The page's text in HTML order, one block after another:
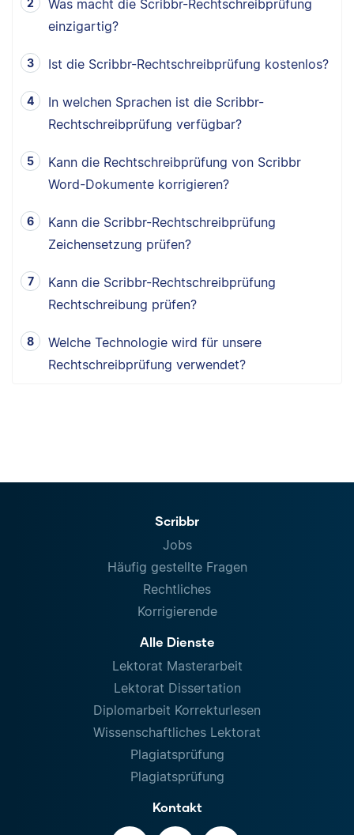
Was macht die Scribbr-Rechtschreibprüfung
einzigartig?
Ist die Scribbr-Rechtschreibprüfung kostenlos?
In welchen Sprachen ist die Scribbr-
Rechtschreibprüfung verfügbar?
Kann die Rechtschreibprüfung von Scribbr
Word-Dokumente korrigieren?
Kann die Scribbr-Rechtschreibprüfung
Zeichensetzung prüfen?
Kann die Scribbr-Rechtschreibprüfung
Rechtschreibung prüfen?
Welche Technologie wird für unsere
Rechtschreibprüfung verwendet?
Scribbr
Jobs
Häufig gestellte Fragen
Rechtliches
Korrigierende
Alle Dienste
Lektorat Masterarbeit
Lektorat Dissertation
Diplomarbeit Korrekturlesen
Wissenschaftliches Lektorat
Plagiatsprüfung
Plagiatsprüfung
Kontakt